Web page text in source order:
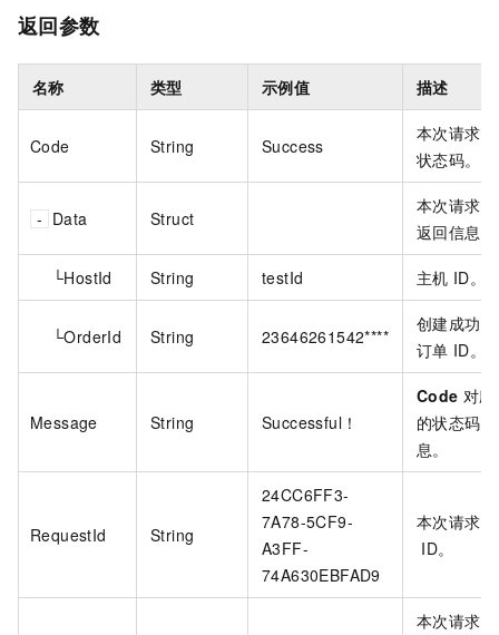
返回参数
名称 类型 示例值 描述
Code String Success
本次请求的
状态码。
Data Struct
本次请求的
返回信息。
└HostId String testId 主机 ID。
└OrderId String 23646261542****
创建成功的
订单 ID。
Message String Successful！
Code 对应
的状态码信
息。
RequestId String
24CC6FF3-
7A78-5CF9-
A3FF-
74A630EBFAD9
本次请求的
ID。
本次请求是